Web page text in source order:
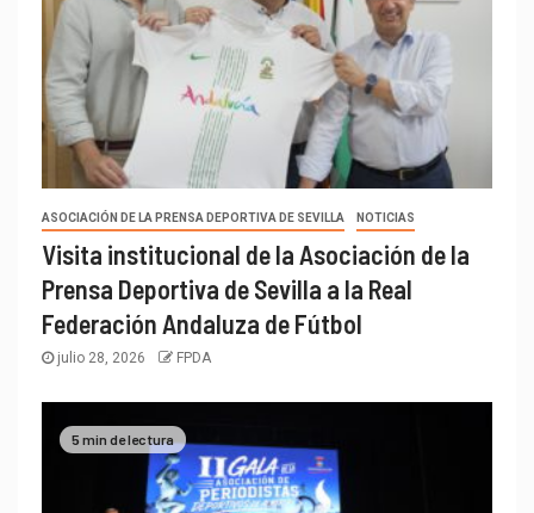
ASOCIACIÓN DE LA PRENSA DEPORTIVA DE SEVILLA NOTICIAS
Visita institucional de la Asociación de la
Prensa Deportiva de Sevilla a la Real
Federación Andaluza de Fútbol
julio 28, 2026 FPDA
5 min de lectura